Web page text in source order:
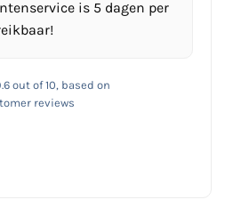
is 5 dagen per
out of 10, based on
reviews